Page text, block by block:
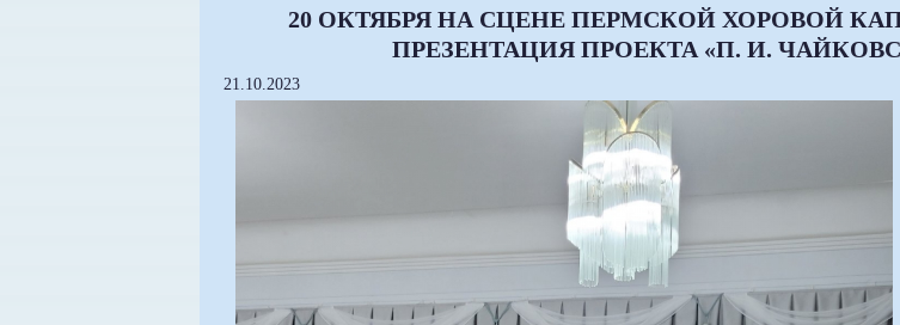
20 ОКТЯБРЯ НА СЦЕНЕ ПЕРМСКОЙ ХОРОВОЙ
ПРЕЗЕНТАЦИЯ ПРОЕКТА «П. И.
21.10.2023